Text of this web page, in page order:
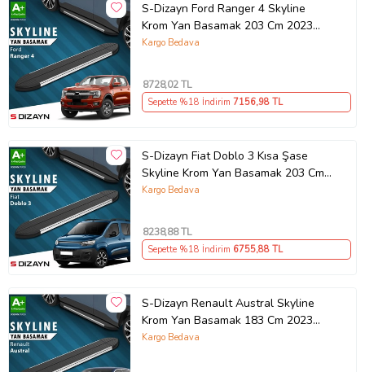
S-Dizayn Ford Ranger 4 Skyline
Krom Yan Basamak 203 Cm 2023
Üzeri A+ Kalite
Kargo Bedava
8728,02 TL
Sepette %18 İndirim 7156,98 TL
S-Dizayn Fiat Doblo 3 Kısa Şase
Skyline Krom Yan Basamak 203 Cm
2023 Üzeri A+ Kalite
Kargo Bedava
8238,88 TL
Sepette %18 İndirim 6755,88 TL
S-Dizayn Renault Austral Skyline
Krom Yan Basamak 183 Cm 2023
Üzeri A+ Kalite
Kargo Bedava